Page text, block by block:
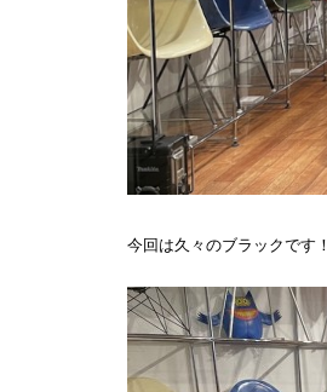
今回は久々のブラックです！